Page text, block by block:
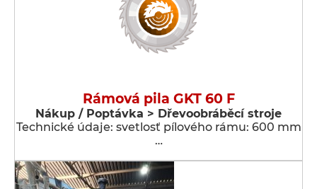
Rámová pila GKT 60 F
Nákup / Poptávka > Dřevoobráběcí stroje
Technické údaje: svetlosť pílového rámu: 600 mm
…